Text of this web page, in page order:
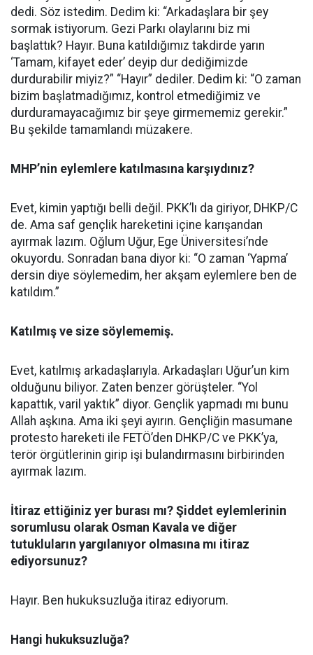
dedi. Söz istedim. Dedim ki: “Arkadaşlara bir şey
sormak istiyorum. Gezi Parkı olaylarını biz mi
başlattık? Hayır. Buna katıldığımız takdirde yarın
‘Tamam, kifayet eder’ deyip dur dediğimizde
durdurabilir miyiz?” “Hayır” dediler. Dedim ki: “O zaman
bizim başlatmadığımız, kontrol etmediğimiz ve
durduramayacağımız bir şeye girmememiz gerekir.”
Bu şekilde tamamlandı müzakere.
MHP’nin eylemlere katılmasına karşıydınız?
Evet, kimin yaptığı belli değil. PKK’lı da giriyor, DHKP/C
de. Ama saf gençlik hareketini içine karışandan
ayırmak lazım. Oğlum Uğur, Ege Üniversitesi’nde
okuyordu. Sonradan bana diyor ki: “O zaman ‘Yapma’
dersin diye söylemedim, her akşam eylemlere ben de
katıldım.”
Katılmış ve size söylememiş.
Evet, katılmış arkadaşlarıyla. Arkadaşları Uğur’un kim
olduğunu biliyor. Zaten benzer görüşteler. “Yol
kapattık, varil yaktık” diyor. Gençlik yapmadı mı bunu
Allah aşkına. Ama iki şeyi ayırın. Gençliğin masumane
protesto hareketi ile FETÖ’den DHKP/C ve PKK’ya,
terör örgütlerinin girip işi bulandırmasını birbirinden
ayırmak lazım.
İtiraz ettiğiniz yer burası mı? Şiddet eylemlerinin
sorumlusu olarak Osman Kavala ve diğer
tutukluların yargılanıyor olmasına mı itiraz
ediyorsunuz?
Hayır. Ben hukuksuzluğa itiraz ediyorum.
Hangi hukuksuzluğa?